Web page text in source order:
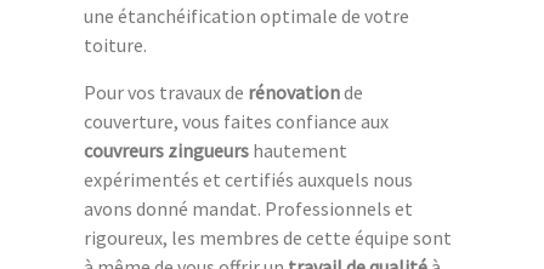
une étanchéification optimale de votre
toiture.
Pour vos travaux de rénovationde
couverture, vous faites confiance aux
couvreurs zingueurs hautement
expérimentés et certifiés auxquels nous
avons donné mandat. Professionnels et
rigoureux, les membres de cette équipe sont